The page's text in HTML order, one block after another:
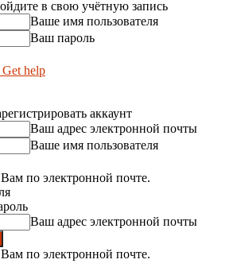
в свою учётную запись
Ваше имя пользователя
Ваш пароль
help
аккаунт
Ваш адрес электронной почты
Ваше имя пользователя
по электронной почте.
Ваш адрес электронной почты
по электронной почте.